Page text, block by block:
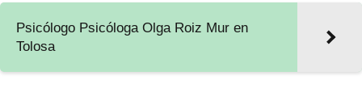
Psicólogo Psicóloga Olga Roiz Mur en
Tolosa